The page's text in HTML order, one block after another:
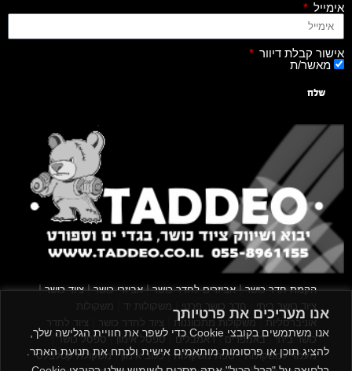
אנו מעריכים את פרטיותך
אנו משתמשים בקובצי Cookie כדי לשפר את חוויית הגלישה שלך,
להציג תוכן או פרסומות מותאמים אישית ולנתח את תנועת האתר.
אימייל
אישור קבלת דיוור
מאשר/ת
שלח
הקמת חדר כושר|אביזרים לחדר כושר|אביזרי כושר|ציוד כושר|
ציוד כושר ביתי חדר כושר פרטי משקולות יד
משקולות
אוניברסליות |משקולות מתכווננות ציוד לחדר כושר
ציוד לחדר
כושר ביתי|באמפרים |דאמבלים |ספסל אימון | ספסל כושר|
מעמד למשקולות|ספת משקולות |כלוב אימון|משקולת קטלבלס